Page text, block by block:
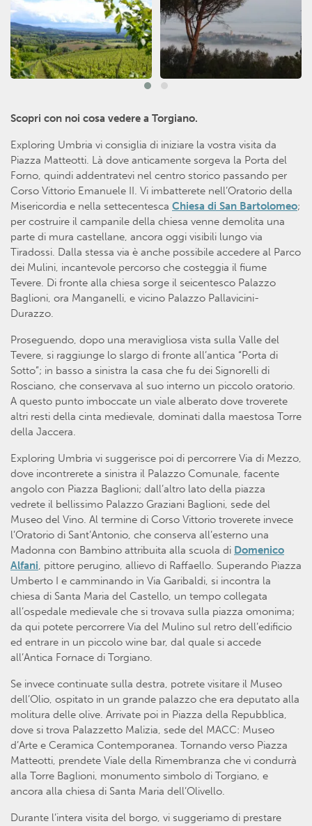
Scopri con noi cosa vedere a Torgiano.
Exploring Umbria vi consiglia di iniziare la vostra visita da
Piazza Matteotti. Là dove anticamente sorgeva la Porta del
Forno, quindi addentratevi nel centro storico passando per
Corso Vittorio Emanuele II. Vi imbatterete nell’Oratorio della
Misericordia e nella settecentesca Chiesa di San Bartolomeo;
per costruire il campanile della chiesa venne demolita una
parte di mura castellane, ancora oggi visibili lungo via
Tiradossi. Dalla stessa via è anche possibile accedere al Parco
dei Mulini, incantevole percorso che costeggia il fiume
Tevere. Di fronte alla chiesa sorge il seicentesco Palazzo
Baglioni, ora Manganelli, e vicino Palazzo Pallavicini-
Durazzo.
Proseguendo, dopo una meravigliosa vista sulla Valle del
Tevere, si raggiunge lo slargo di fronte all’antica “Porta di
Sotto”; in basso a sinistra la casa che fu dei Signorelli di
Rosciano, che conservava al suo interno un piccolo oratorio.
A questo punto imboccate un viale alberato dove troverete
altri resti della cinta medievale, dominati dalla maestosa Torre
della Jaccera.
Exploring Umbria vi suggerisce poi di percorrere Via di Mezzo,
dove incontrerete a sinistra il Palazzo Comunale, facente
angolo con Piazza Baglioni; dall’altro lato della piazza
vedrete il bellissimo Palazzo Graziani Baglioni, sede del
Museo del Vino. Al termine di Corso Vittorio troverete invece
l’Oratorio di Sant’Antonio, che conserva all’esterno una
Madonna con Bambino attribuita alla scuola di Domenico
Alfani, pittore perugino, allievo di Raffaello. Superando Piazza
Umberto I e camminando in Via Garibaldi, si incontra la
chiesa di Santa Maria del Castello, un tempo collegata
all’ospedale medievale che si trovava sulla piazza omonima;
da qui potete percorrere Via del Mulino sul retro dell’edificio
ed entrare in un piccolo wine bar, dal quale si accede
all’Antica Fornace di Torgiano.
Se invece continuate sulla destra, potrete visitare il Museo
dell’Olio, ospitato in un grande palazzo che era deputato alla
molitura delle olive. Arrivate poi in Piazza della Repubblica,
dove si trova Palazzetto Malizia, sede del MACC: Museo
d’Arte e Ceramica Contemporanea. Tornando verso Piazza
Matteotti, prendete Viale della Rimembranza che vi condurrà
alla Torre Baglioni, monumento simbolo di Torgiano, e
ancora alla chiesa di Santa Maria dell’Olivello.
Durante l’intera visita del borgo, vi suggeriamo di prestare